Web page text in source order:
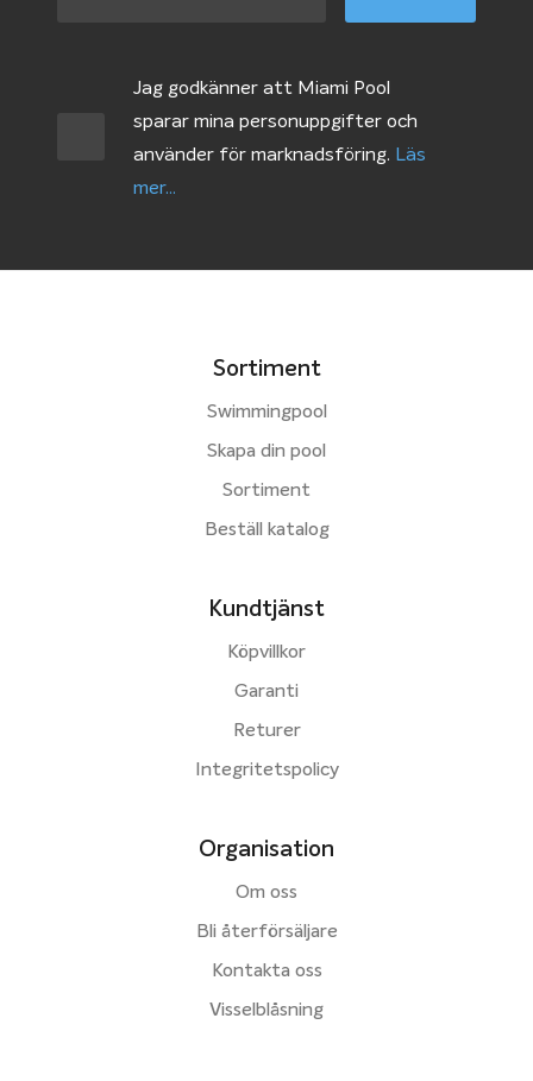
Jag godkänner att Miami Pool
sparar mina personuppgifter och
använder för marknadsföring. Läs
mer...
Sortiment
Swimmingpool
Skapa din pool
Sortiment
Beställ katalog
Kundtjänst
Köpvillkor
Garanti
Returer
Integritetspolicy
Organisation
Om oss
Bli återförsäljare
Kontakta oss
Visselblåsning